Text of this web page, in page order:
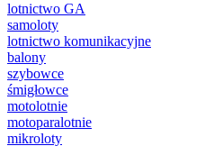
lotnictwo GA
samoloty
lotnictwo komunikacyjne
balony
szybowce
śmigłowce
motolotnie
motoparalotnie
mikroloty